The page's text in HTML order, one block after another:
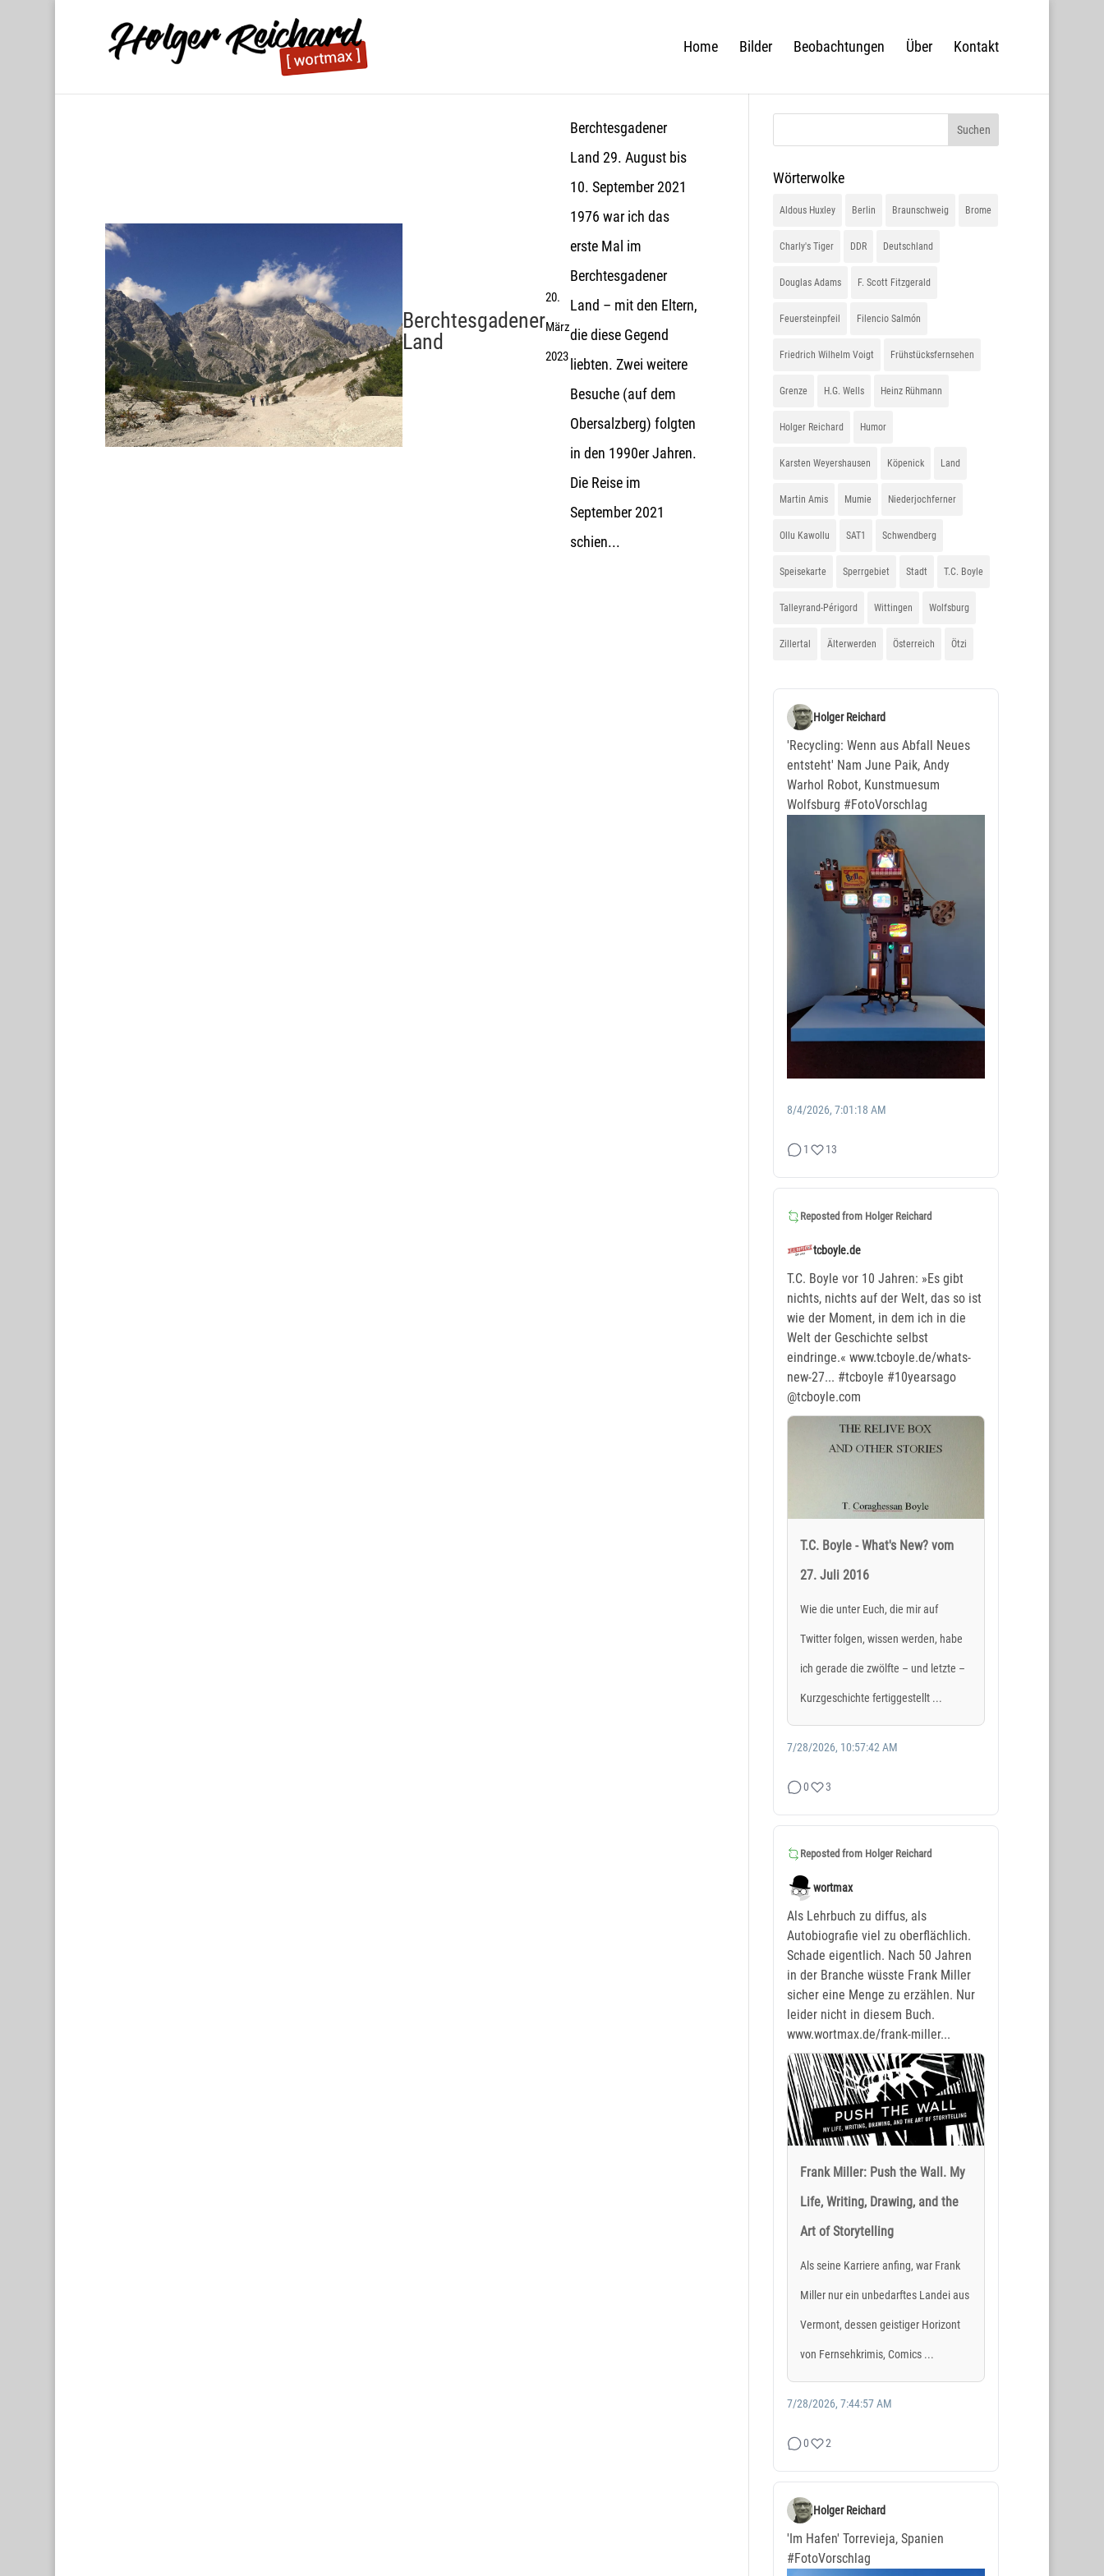
Home Bilder Beobachtungen Über Kontakt
Berchtesgadener
Land
20.
März
2023
Berchtesgadener
Land 29. August bis
10. September 2021
1976 war ich das
erste Mal im
Berchtesgadener
Land – mit den Eltern,
die diese Gegend
liebten. Zwei weitere
Besuche (auf dem
Obersalzberg) folgten
in den 1990er Jahren.
Die Reise im
September 2021
schien...
Wörterwolke
Aldous Huxley Berlin Braunschweig Brome
Charly's Tiger DDR Deutschland
Douglas Adams F. Scott Fitzgerald
Feuersteinpfeil Filencio Salmón
Friedrich Wilhelm Voigt Frühstücksfernsehen
Grenze H.G. Wells Heinz Rühmann
Holger Reichard Humor
Karsten Weyershausen Köpenick Land
Martin Amis Mumie Niederjochferner
Ollu Kawollu SAT1 Schwendberg
Speisekarte Sperrgebiet Stadt T.C. Boyle
Talleyrand-Périgord Wittingen Wolfsburg
Zillertal Älterwerden Österreich Ötzi
Holger Reichard
'Recycling: Wenn aus Abfall Neues
entsteht' Nam June Paik, Andy
Warhol Robot, Kunstmuesum
Wolfsburg #FotoVorschlag
8/4/2026, 7:01:18 AM
1 13
Reposted from Holger Reichard
tcboyle.de
T.C. Boyle vor 10 Jahren: »Es gibt
nichts, nichts auf der Welt, das so ist
wie der Moment, in dem ich in die
Welt der Geschichte selbst
eindringe.« www.tcboyle.de/whats-
new-27... #tcboyle #10yearsago
@tcboyle.com
T.C. Boyle - What's New? vom
27. Juli 2016
Wie die unter Euch, die mir auf
Twitter folgen, wissen werden, habe
ich gerade die zwölfte – und letzte –
Kurzgeschichte fertiggestellt ...
7/28/2026, 10:57:42 AM
0 3
Reposted from Holger Reichard
wortmax
Als Lehrbuch zu diffus, als
Autobiografie viel zu oberflächlich.
Schade eigentlich. Nach 50 Jahren
in der Branche wüsste Frank Miller
sicher eine Menge zu erzählen. Nur
leider nicht in diesem Buch.
www.wortmax.de/frank-miller...
Frank Miller: Push the Wall. My
Life, Writing, Drawing, and the
Art of Storytelling
Als seine Karriere anfing, war Frank
Miller nur ein unbedarftes Landei aus
Vermont, dessen geistiger Horizont
von Fernsehkrimis, Comics ...
7/28/2026, 7:44:57 AM
0 2
Holger Reichard
'Im Hafen' Torrevieja, Spanien
#FotoVorschlag